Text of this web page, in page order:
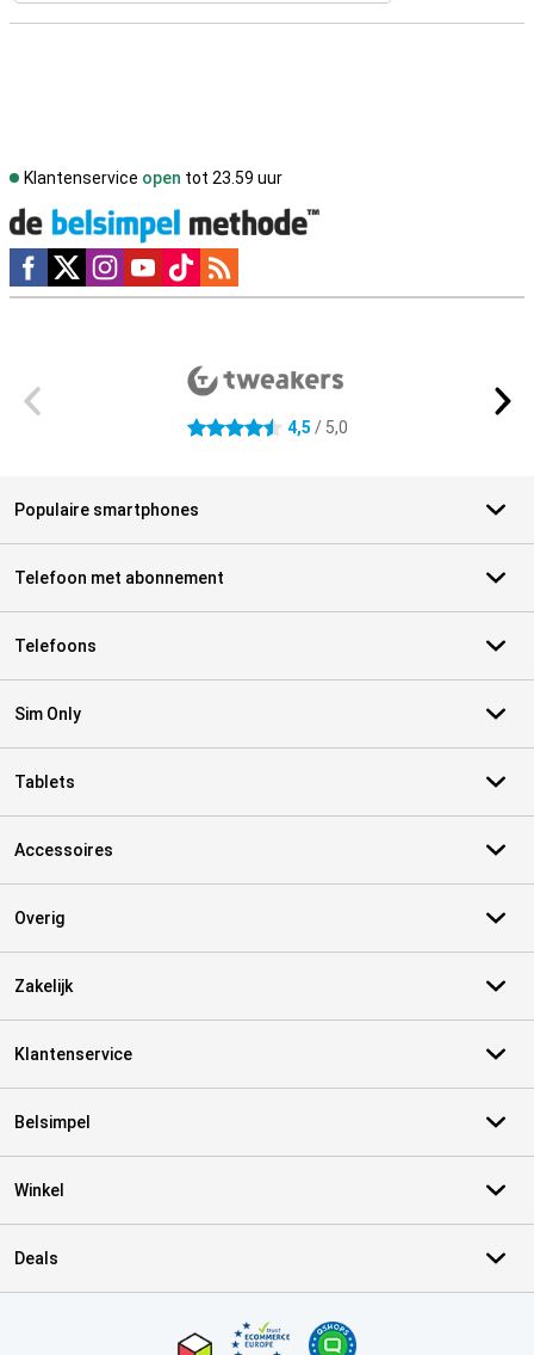
Klantenservice open tot 23.59 uur
Social media
4.5 sterren 4,5 / 5,0
Populaire smartphones
Telefoon met abonnement
Telefoons
Sim Only
Tablets
Accessoires
Overig
Zakelijk
Klantenservice
Belsimpel
Winkel
Deals